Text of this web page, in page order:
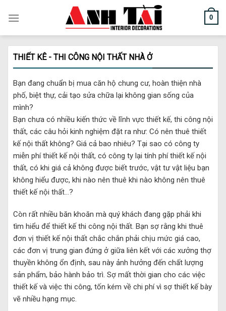
0
THIẾT KÊ - THI CÔNG NỘI THẤT NHÀ Ở
Bạn đang chuẩn bị mua căn hộ chung cư, hoàn thiện nhà
phố, biệt thự, cải tạo sửa chữa lại không gian sống của
mình?
Bạn chưa có nhiều kiến thức về lĩnh vực thiết kế, thi công nội
thất, các câu hỏi kinh nghiệm đặt ra như: Có nên thuê thiết
kế nội thất không? Giá cả bao nhiêu? Tại sao có công ty
miễn phí thiết kế nội thất, có công ty lại tính phí thiết kế nội
thất, có khi giá cả không được biết trước, vật tư vật liệu bạn
không hiểu được, khi nào nên thuê khi nào không nên thuê
thiết kế nội thất…?
Còn rất nhiều băn khoăn mà quý khách đang gặp phải khi
tìm hiểu để thiết kế thi công nội thất. Bạn sợ rằng khi thuê
đơn vị thiết kế nội thất chắc chắn phải chịu mức giá cao,
các đơn vị trung gian đứng ở giữa liên kết với các xưởng thợ
thuyền không ổn định, sau này ảnh hưởng đến chất lượng
sản phẩm, bảo hành bảo trì. Sợ mất thời gian cho các việc
thiết kế và việc thi công, tốn kém về chi phí vì sợ thiết kế bày
vẽ nhiều hạng mục.